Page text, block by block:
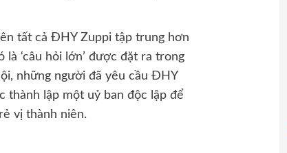
tất cả ĐHY Zuppi tập trung hơn
‘câu hỏi lớn’ được đặt ra trong
những người đã yêu cầu ĐHY
thành lập một uỷ ban độc lập để
vị thành niên.